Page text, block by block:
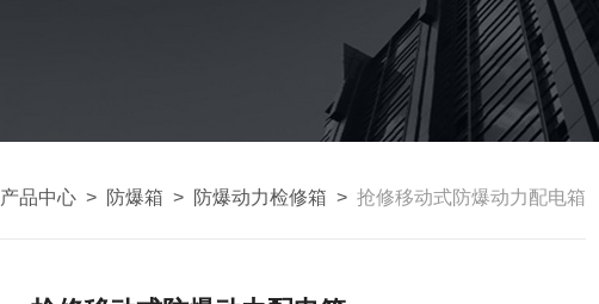
产品中心 > 防爆箱 > 防爆动力检修箱 > 抢修移动式防爆动力配电箱